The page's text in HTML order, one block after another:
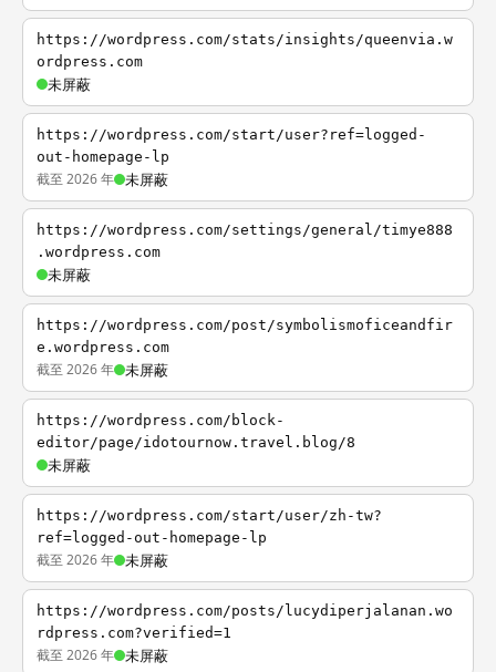
https://wordpress.com/stats/insights/queenvia.w
ordpress.com
未屏蔽
https://wordpress.com/start/user?ref=logged-
out-homepage-lp
截至 2026 年 未屏蔽
https://wordpress.com/settings/general/timye888
.wordpress.com
未屏蔽
https://wordpress.com/post/symbolismoficeandfir
e.wordpress.com
截至 2026 年 未屏蔽
https://wordpress.com/block-
editor/page/idotournow.travel.blog/8
未屏蔽
https://wordpress.com/start/user/zh-tw?
ref=logged-out-homepage-lp
截至 2026 年 未屏蔽
https://wordpress.com/posts/lucydiperjalanan.wo
rdpress.com?verified=1
截至 2026 年 未屏蔽